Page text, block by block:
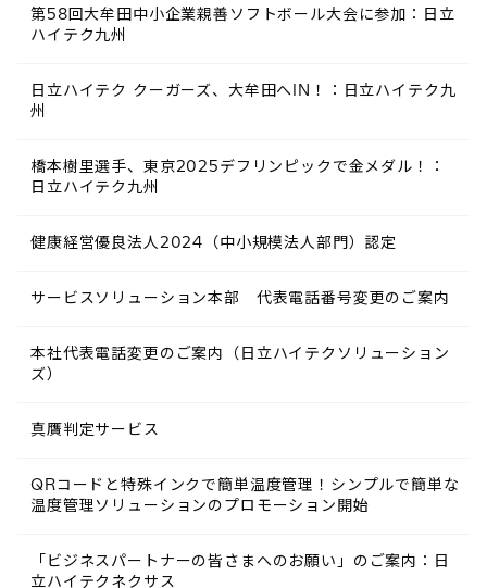
第58回大牟田中小企業親善ソフトボール大会に参加：日立
ハイテク九州
日立ハイテク クーガーズ、大牟田へIN！：日立ハイテク九
州
橋本樹里選手、東京2025デフリンピックで金メダル！：
日立ハイテク九州
健康経営優良法人2024（中小規模法人部門）認定
サービスソリューション本部 代表電話番号変更のご案内
本社代表電話変更のご案内（日立ハイテクソリューション
ズ）
真贋判定サービス
QRコードと特殊インクで簡単温度管理！シンプルで簡単な
温度管理ソリューションのプロモーション開始
「ビジネスパートナーの皆さまへのお願い」のご案内：日
立ハイテクネクサス